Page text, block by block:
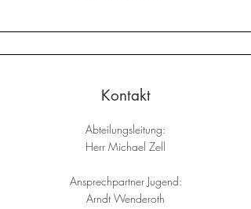
Kontakt
Abteilungsleitung:
Herr Michael Zell
Ansprechpartner Jugend:
Arndt Wenderoth